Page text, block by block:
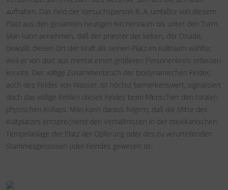
aufhalten. Das Feld der Versuchsperson R. A. umfaßte von diesem
Platz aus den gesamten heutigen Kirchenraum bis unter den Turm.
Man kann annehmen, daß der priester der kelten, der Druide,
bewußt diesen Ort der Kraft als seinen Platz im Kultraum wählte,
weil er von dort aus mental einen größeren Personenkreis erfassen
konnte. Der völlige Zusammenbruch der biodynamischen Felder,
auch des Feldes von Wasser, ist höchst bemerkenswert, signalisiert
doch das völlige Fehlen dieses Feldes beim Menschen den totalen
physischen Kollaps. Man kann daraus folgern, daß die Mitte des
Kultplatzes entsprechend den Verhältnissen in der mexikanischen
Tempelanlage der Platz der Opferung oder des zu verurteilenden
Stammesgenossen oder Feindes gewesen ist.